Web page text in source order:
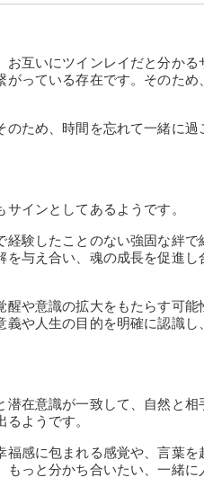
お互いにツインレイだと分かる
っている存在です。そのため、
のため、時間を忘れて一緒に過
サインとしてあるようです。
経験したことのない強固な絆で
を与え合い、魂の成長を促進し
醒や意識の拡大をもたらす可能
や人生の目的を明確に認識し、
潜在意識が一致して、自然と相
ようです。
感に包まれる感覚や、言葉を
っと分かち合いたい、一緒に